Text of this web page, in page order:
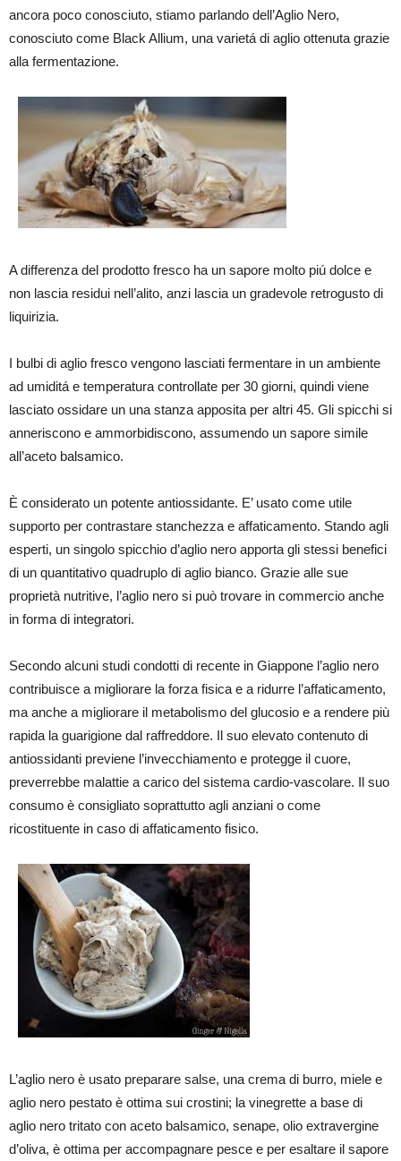
ancora poco conosciuto, stiamo parlando dell’Aglio Nero,
conosciuto come Black Allium, una varietá di aglio ottenuta grazie
alla fermentazione.
A differenza del prodotto fresco ha un sapore molto piú dolce e
non lascia residui nell’alito, anzi lascia un gradevole retrogusto di
liquirizia.
I bulbi di aglio fresco vengono lasciati fermentare in un ambiente
ad umiditá e temperatura controllate per 30 giorni, quindi viene
lasciato ossidare un una stanza apposita per altri 45. Gli spicchi si
anneriscono e ammorbidiscono, assumendo un sapore simile
all’aceto balsamico.
È considerato un potente antiossidante. E’ usato come utile
supporto per contrastare stanchezza e affaticamento. Stando agli
esperti, un singolo spicchio d’aglio nero apporta gli stessi benefici
di un quantitativo quadruplo di aglio bianco. Grazie alle sue
proprietà nutritive, l’aglio nero si può trovare in commercio anche
in forma di integratori.
Secondo alcuni studi condotti di recente in Giappone l’aglio nero
contribuisce a migliorare la forza fisica e a ridurre l’affaticamento,
ma anche a migliorare il metabolismo del glucosio e a rendere più
rapida la guarigione dal raffreddore. Il suo elevato contenuto di
antiossidanti previene l’invecchiamento e protegge il cuore,
preverrebbe malattie a carico del sistema cardio-vascolare. Il suo
consumo è consigliato soprattutto agli anziani o come
ricostituente in caso di affaticamento fisico.
L’aglio nero è usato preparare salse, una crema di burro, miele e
aglio nero pestato è ottima sui crostini; la vinegrette a base di
aglio nero tritato con aceto balsamico, senape, olio extravergine
d’oliva, è ottima per accompagnare pesce e per esaltare il sapore